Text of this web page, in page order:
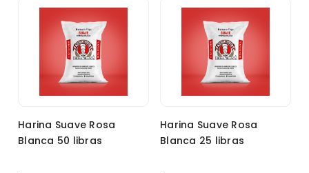
Harina Suave Rosa
Blanca 50 libras
Harina Suave Rosa
Blanca 25 libras